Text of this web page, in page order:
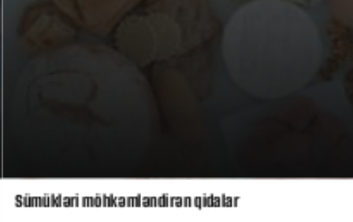
Sümükləri möhkəmləndirən qidalar